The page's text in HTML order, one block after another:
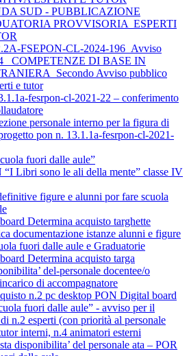
SUD - PUBBLICAZIONE
PROVVISORIA ESPERTI
FSEPON-CL-2024-196_Avviso
COMPETENZE DI BASE IN
Avviso pubblico
e tutor
fesrpon-cl-2021-22 – conferimento
personale interno per la figura di
pon n. 13.1.1a-fesrpon-cl-2021-
fuori dalle aule”
Libri sono le ali della mente” classe IV
figure e alunni por fare scuola
Determina acquisto targhette
documentazione istanze alunni e figure
fuori dalle aule e Graduatorie
Determina acquisto targa
del-personale docentee/o
di accompagnatore
n.2 pc desktop PON Digital board
fuori dalle aule” - avviso per il
n.2 esperti (con priorità al personale
interni, n.4 animatori esterni
disponibilita’ del personale ata – POR